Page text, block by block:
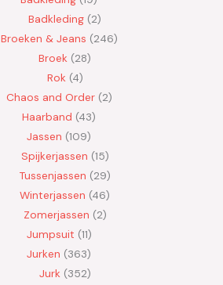
Badkleding 2
Broeken & Jeans 246
Broek 28
Rok 4
Chaos and Order 2
Haarband 43
Jassen 109
Spijkerjassen 15
Tussenjassen 29
Winterjassen 46
Zomerjassen 2
Jumpsuit 11
Jurken 363
Jurk 352